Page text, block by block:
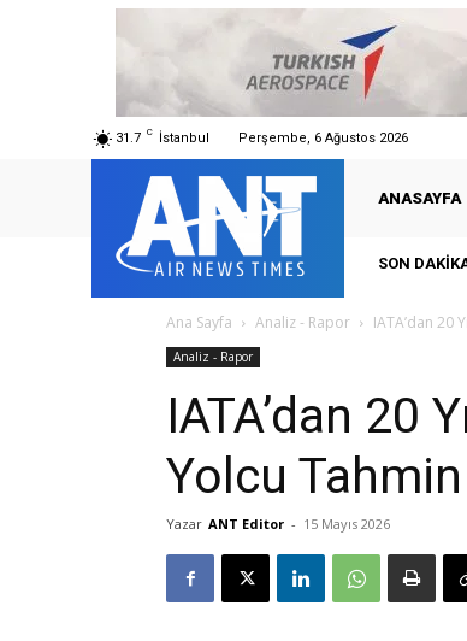
31.7 C İstanbul Perşembe, 6 Ağustos 2026
ANASAYFA
SON
Ana Sayfa Analiz - Rapor IATA’dan 20
Analiz - Rapor
IATA’dan 20
Yolcu
Yazar ANT Editor - 15 Mayıs 2026